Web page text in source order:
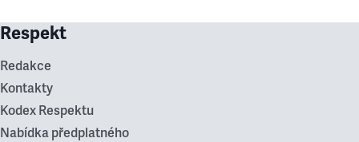
Respekt
Redakce
Kontakty
Kodex Respektu
Nabídka předplatného